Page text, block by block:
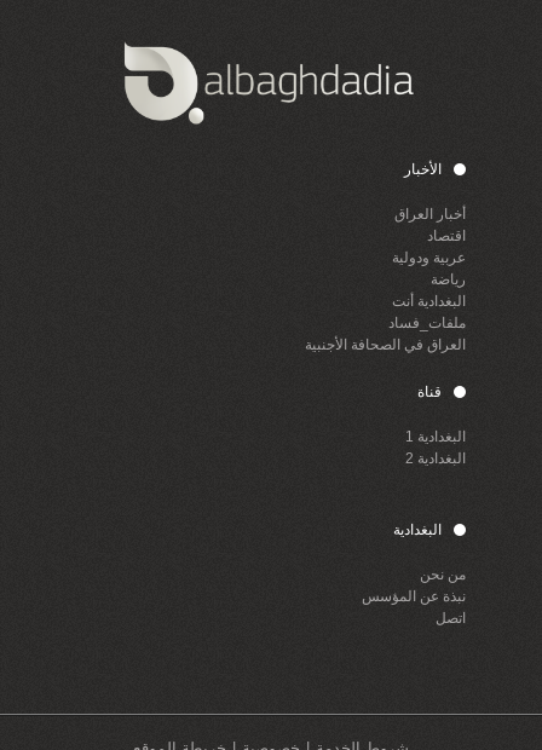
الأخبار
أخبار العراق
اقتصاد
عربية ودولية
رياضة
البغدادية أنت
ملفات_فساد
العراق في الصحافة الأجنبية
قناة
البغدادية 1
البغدادية 2
البغدادية
من نحن
نبذة عن المؤسس
اتصل